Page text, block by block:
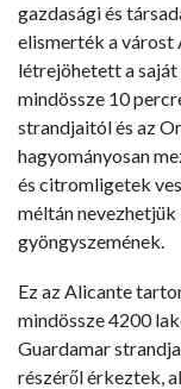
gazdasági és
elismerték a várost
létrejöhetett a
mindössze 10
strandjaitól és az
hagyományosan
és citromligetek
méltán
gyöngyszemének.
Ez az Alicante
mindössze 4200
Guardamar
részéről érkeztek,